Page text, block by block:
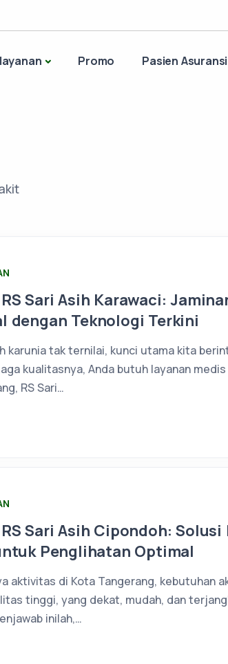
Promo Pasien Asuransi
Sari Asih Karawaci:
dengan Teknologi Terkini
karunia tak ternilai, kunci utama kita
kualitasnya, Anda butuh layanan
RS Sari…
Sari Asih Cipondoh: Solusi
Penglihatan Optimal
aktivitas di Kota Tangerang, kebutuhan
tinggi, yang dekat, mudah, dan
inilah,…